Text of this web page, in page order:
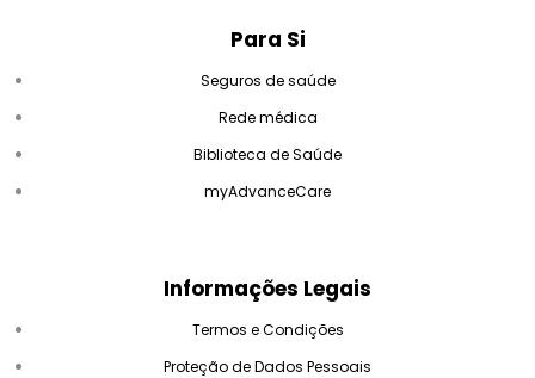
Para Si
Seguros de saúde
Rede médica
Biblioteca de Saúde
myAdvanceCare
Informações Legais
Termos e Condições
Proteção de Dados Pessoais